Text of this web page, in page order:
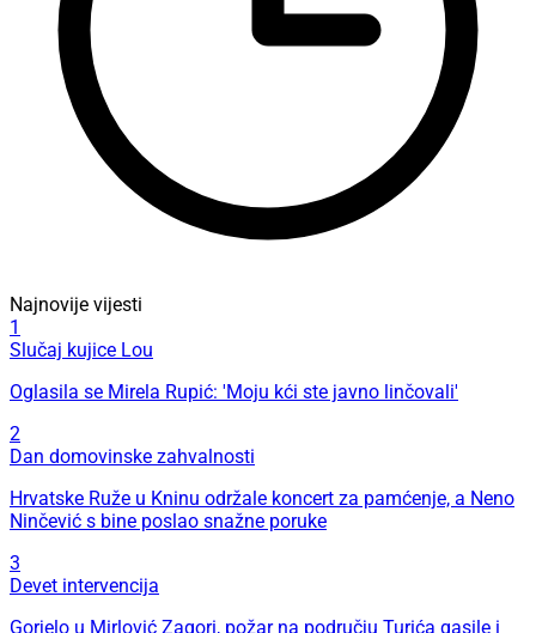
Najnovije vijesti
1
Slučaj kujice Lou
Oglasila se Mirela Rupić: 'Moju kći ste javno linčovali'
2
Dan domovinske zahvalnosti
Hrvatske Ruže u Kninu održale koncert za pamćenje, a Neno
Ninčević s bine poslao snažne poruke
3
Devet intervencija
Gorjelo u Mirlović Zagori, požar na području Turića gasile i